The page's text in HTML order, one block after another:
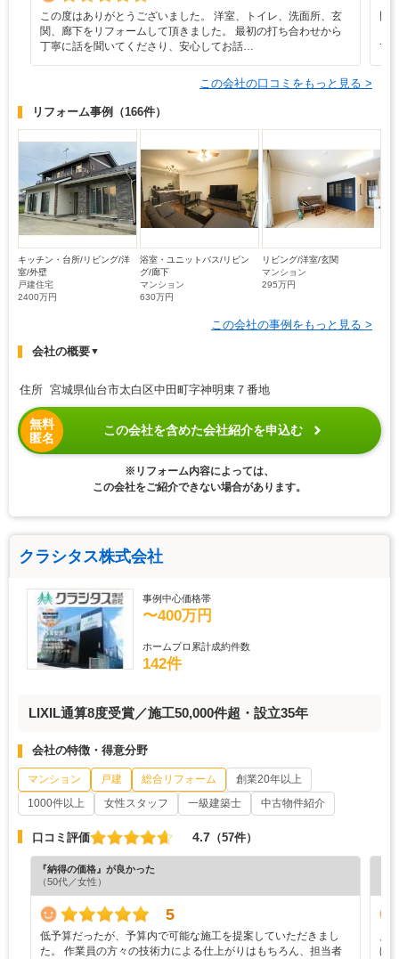
この度はありがとうございました。 洋室、トイレ、洗面所、玄
関、廊下をリフォームして頂きました。 最初の打ち合わせから
丁寧に話を聞いてくださり、安心してお話…
門
で
この会社の口コミをもっと見る >
リフォーム事例 （166件）
キッチン・台所/リビング/洋
室/外壁
戸建住宅
2400万円
浴室・ユニットバス/リビン
グ/廊下
マンション
630万円
リビング/洋室/玄関
マンション
295万円
この会社の事例をもっと見る >
会社の概要▼
住所 宮城県仙台市太白区中田町字神明東７番地
無料
匿名
この会社を含めた会社紹介を申込む
※リフォーム内容によっては、
この会社をご紹介できない場合があります。
クラシタス株式会社
事例中心価格帯
〜400万円
ホームプロ累計成約件数
142件
LIXIL通算8度受賞／施工50,000件超・設立35年
会社の特徴・得意分野
マンション 戸建 総合リフォーム
創業20年以上
1000件以上
女性スタッフ 一級建築士 中古物件紹介
口コミ評価 4.7 （57件）
『納得の価格』が良かった
（50代／女性）
5
低予算だったが、予算内で可能な施工を提案していただきまし
た。 作業員の方々の技術力による仕上がりはもちろん、担当者
ほ